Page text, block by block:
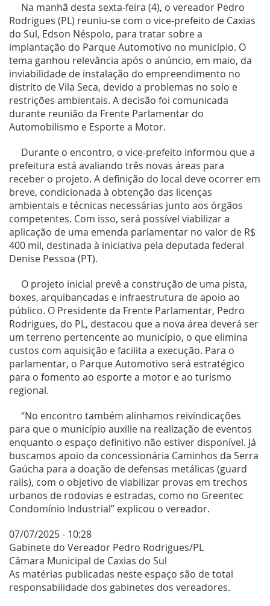
Na manhã desta sexta-feira (4), o vereador Pedro
Rodrigues (PL) reuniu-se com o vice-prefeito de Caxias
do Sul, Edson Néspolo, para tratar sobre a
implantação do Parque Automotivo no município. O
tema ganhou relevância após o anúncio, em maio, da
inviabilidade de instalação do empreendimento no
distrito de Vila Seca, devido a problemas no solo e
restrições ambientais. A decisão foi comunicada
durante reunião da Frente Parlamentar do
Automobilismo e Esporte a Motor.
Durante o encontro, o vice-prefeito informou que a
prefeitura está avaliando três novas áreas para
receber o projeto. A definição do local deve ocorrer em
breve, condicionada à obtenção das licenças
ambientais e técnicas necessárias junto aos órgãos
competentes. Com isso, será possível viabilizar a
aplicação de uma emenda parlamentar no valor de R$
400 mil, destinada à iniciativa pela deputada federal
Denise Pessoa (PT).
O projeto inicial prevê a construção de uma pista,
boxes, arquibancadas e infraestrutura de apoio ao
público. O Presidente da Frente Parlamentar, Pedro
Rodrigues, do PL, destacou que a nova área deverá ser
um terreno pertencente ao município, o que elimina
custos com aquisição e facilita a execução. Para o
parlamentar, o Parque Automotivo será estratégico
para o fomento ao esporte a motor e ao turismo
regional.
“No encontro também alinhamos reivindicações
para que o município auxilie na realização de eventos
enquanto o espaço definitivo não estiver disponível. Já
buscamos apoio da concessionária Caminhos da Serra
Gaúcha para a doação de defensas metálicas (guard
rails), com o objetivo de viabilizar provas em trechos
urbanos de rodovias e estradas, como no Greentec
Condomínio Industrial” explicou o vereador.
07/07/2025 - 10:28
Gabinete do Vereador Pedro Rodrigues/PL
Câmara Municipal de Caxias do Sul
As matérias publicadas neste espaço são de total
responsabilidade dos gabinetes dos vereadores.